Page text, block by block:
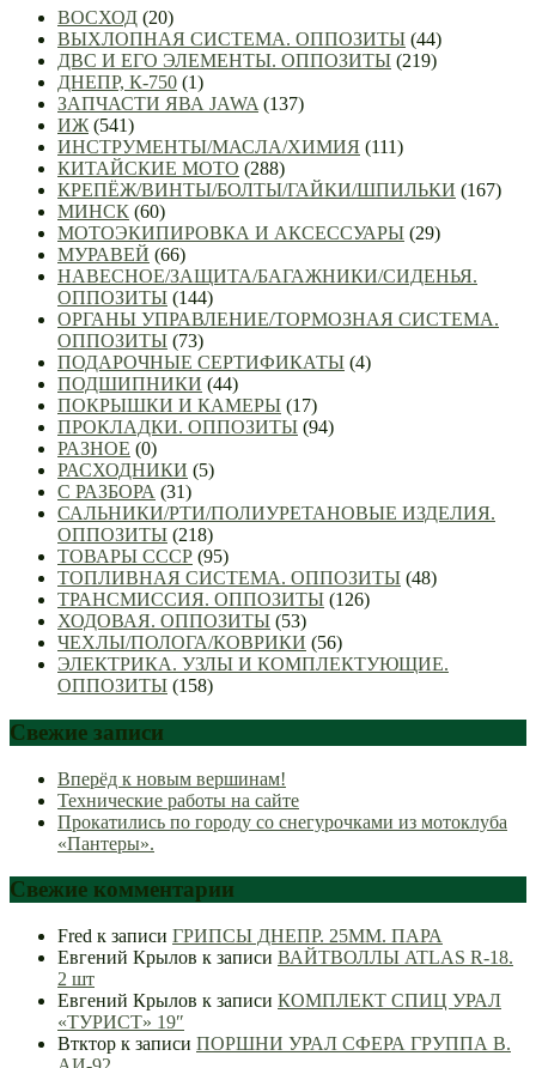
ВОСХОД (20)
ВЫХЛОПНАЯ СИСТЕМА. ОППОЗИТЫ (44)
ДВС И ЕГО ЭЛЕМЕНТЫ. ОППОЗИТЫ (219)
ДНЕПР, К-750 (1)
ЗАПЧАСТИ ЯВА JAWA (137)
ИЖ (541)
ИНСТРУМЕНТЫ/МАСЛА/ХИМИЯ (111)
КИТАЙСКИЕ МОТО (288)
КРЕПЁЖ/ВИНТЫ/БОЛТЫ/ГАЙКИ/ШПИЛЬКИ (167)
МИНСК (60)
МОТОЭКИПИРОВКА И АКСЕССУАРЫ (29)
МУРАВЕЙ (66)
НАВЕСНОЕ/ЗАЩИТА/БАГАЖНИКИ/СИДЕНЬЯ.
ОППОЗИТЫ (144)
ОРГАНЫ УПРАВЛЕНИЕ/ТОРМОЗНАЯ СИСТЕМА.
ОППОЗИТЫ (73)
ПОДАРОЧНЫЕ СЕРТИФИКАТЫ (4)
ПОДШИПНИКИ (44)
ПОКРЫШКИ И КАМЕРЫ (17)
ПРОКЛАДКИ. ОППОЗИТЫ (94)
РАЗНОЕ (0)
РАСХОДНИКИ (5)
С РАЗБОРА (31)
САЛЬНИКИ/РТИ/ПОЛИУРЕТАНОВЫЕ ИЗДЕЛИЯ.
ОППОЗИТЫ (218)
ТОВАРЫ СССР (95)
ТОПЛИВНАЯ СИСТЕМА. ОППОЗИТЫ (48)
ТРАНСМИССИЯ. ОППОЗИТЫ (126)
ХОДОВАЯ. ОППОЗИТЫ (53)
ЧЕХЛЫ/ПОЛОГА/КОВРИКИ (56)
ЭЛЕКТРИКА. УЗЛЫ И КОМПЛЕКТУЮЩИЕ.
ОППОЗИТЫ (158)
Свежие записи
Вперёд к новым вершинам!
Технические работы на сайте
Прокатились по городу со снегурочками из мотоклуба
«Пантеры».
Свежие комментарии
Fred к записи ГРИПСЫ ДНЕПР. 25ММ. ПАРА
Евгений Крылов к записи ВАЙТВОЛЛЫ ATLAS R-18.
2 шт
Евгений Крылов к записи КОМПЛЕКТ СПИЦ УРАЛ
«ТУРИСТ» 19″
Втктор к записи ПОРШНИ УРАЛ СФЕРА ГРУППА В.